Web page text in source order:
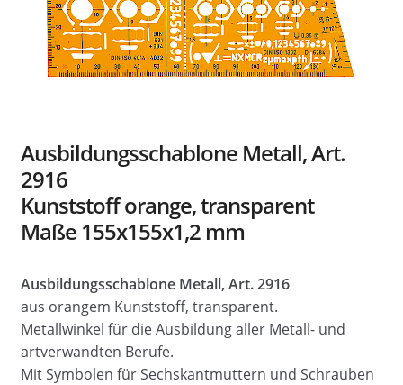
Ausbildungsschablone Metall, Art.
2916
Kunststoff orange, transparent
Maße 155x155x1,2 mm
Ausbildungsschablone Metall, Art. 2916
aus orangem Kunststoff, transparent.
Metallwinkel für die Ausbildung aller Metall- und
artverwandten Berufe.
Mit Symbolen für Sechskantmuttern und Schrauben